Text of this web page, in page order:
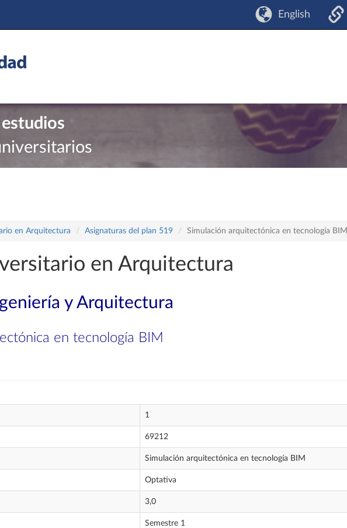
English
estudios
en Arquitectura Asignaturas del plan 519 Simulación arquitectónica en tecnología BIM
en Arquitectura
y Arquitectura
en tecnología BIM
1
69212
Simulación arquitectónica en tecnología BIM
Optativa
3,0
Semestre 1